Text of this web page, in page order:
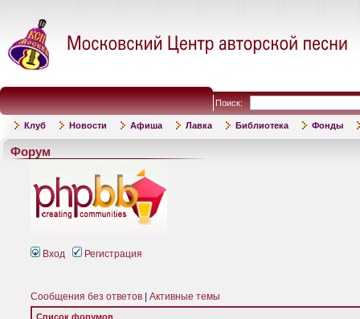
Поиск:
Клуб Новости Афиша Лавка Библиотека Фонды
Форум
Вход Регистрация
Сообщения без ответов Активные темы
Список форумов